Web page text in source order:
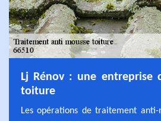
Lj Rénov : une entreprise
toiture
Les opérations de traitement